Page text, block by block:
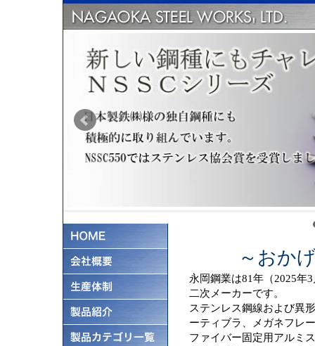
～おか
永岡鋼業は81年（2025年
二次メーカーです。
ステンレス鋼線および異
ーティブラ、メガネフレ
ファイバー固定用アルミ